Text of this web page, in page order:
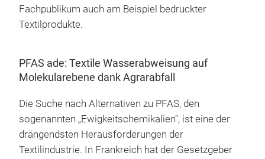
Fachpublikum auch am Beispiel bedruckter
Textilprodukte.
PFAS ade: Textile Wasserabweisung auf
Molekularebene dank Agrarabfall
Die Suche nach Alternativen zu PFAS, den
sogenannten „Ewigkeitschemikalien“, ist eine der
drängendsten Herausforderungen der
Textilindustrie. In Frankreich hat der Gesetzgeber